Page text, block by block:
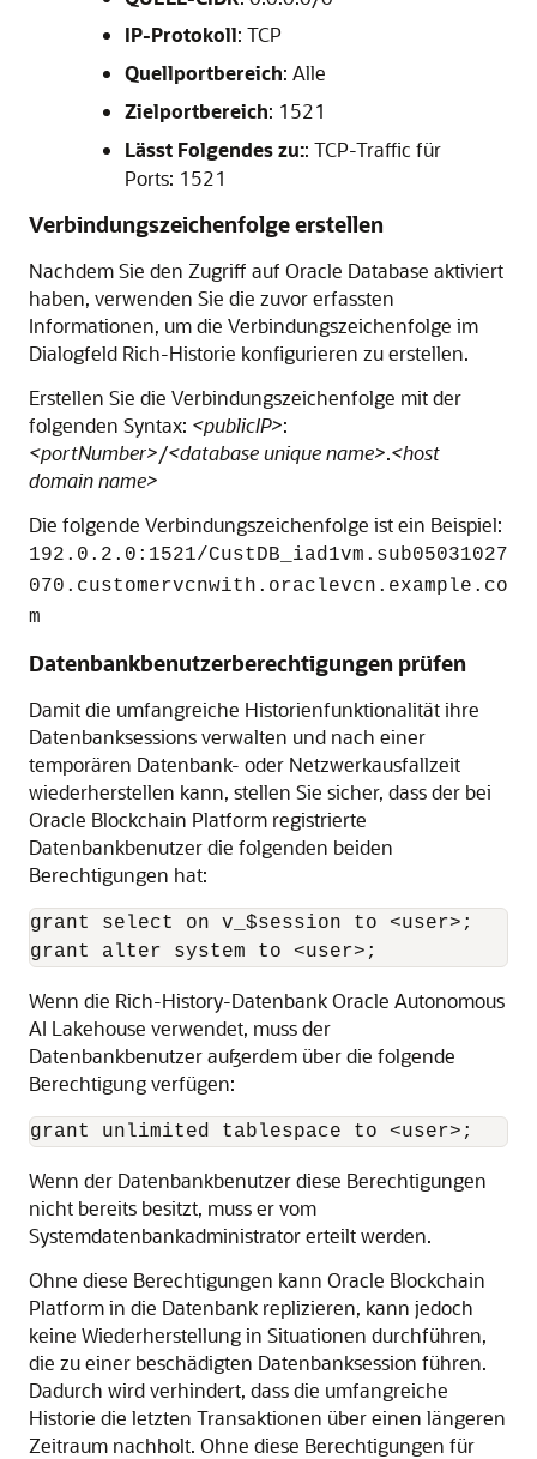
IP-Protokoll: TCP
Quellportbereich: Alle
Zielportbereich: 1521
Lässt Folgendes zu:: TCP-Traffic für
Ports: 1521
Verbindungszeichenfolge erstellen
Nachdem Sie den Zugriff auf Oracle Database aktiviert
haben, verwenden Sie die zuvor erfassten
Informationen, um die Verbindungszeichenfolge im
Dialogfeld Rich-Historie konfigurieren zu erstellen.
Erstellen Sie die Verbindungszeichenfolge mit der
folgenden Syntax: <publicIP>:
<portNumber>/<database unique name>.<host
domain name>
Die folgende Verbindungszeichenfolge ist ein Beispiel:
192.0.2.0:1521/CustDB_iad1vm.sub05031027
070.customervcnwith.oraclevcn.example.co
m
Datenbankbenutzerberechtigungen prüfen
Damit die umfangreiche Historienfunktionalität ihre
Datenbanksessions verwalten und nach einer
temporären Datenbank- oder Netzwerkausfallzeit
wiederherstellen kann, stellen Sie sicher, dass der bei
Oracle Blockchain Platform registrierte
Datenbankbenutzer die folgenden beiden
Berechtigungen hat:
grant select on v_$session to <user>;
grant alter system to <user>;
Wenn die Rich-History-DatenbankOracle Autonomous
AI Lakehouse verwendet, muss der
Datenbankbenutzer außerdem über die folgende
Berechtigung verfügen:
grant unlimited tablespace to <user>;
Wenn der Datenbankbenutzer diese Berechtigungen
nicht bereits besitzt, muss er vom
Systemdatenbankadministrator erteilt werden.
Ohne diese Berechtigungen kann Oracle Blockchain
Platformin die Datenbank replizieren, kann jedoch
keine Wiederherstellung in Situationen durchführen,
die zu einer beschädigten Datenbanksession führen.
Dadurch wird verhindert, dass die umfangreiche
Historie die letzten Transaktionen über einen längeren
Zeitraum nachholt. Ohne diese Berechtigungen für